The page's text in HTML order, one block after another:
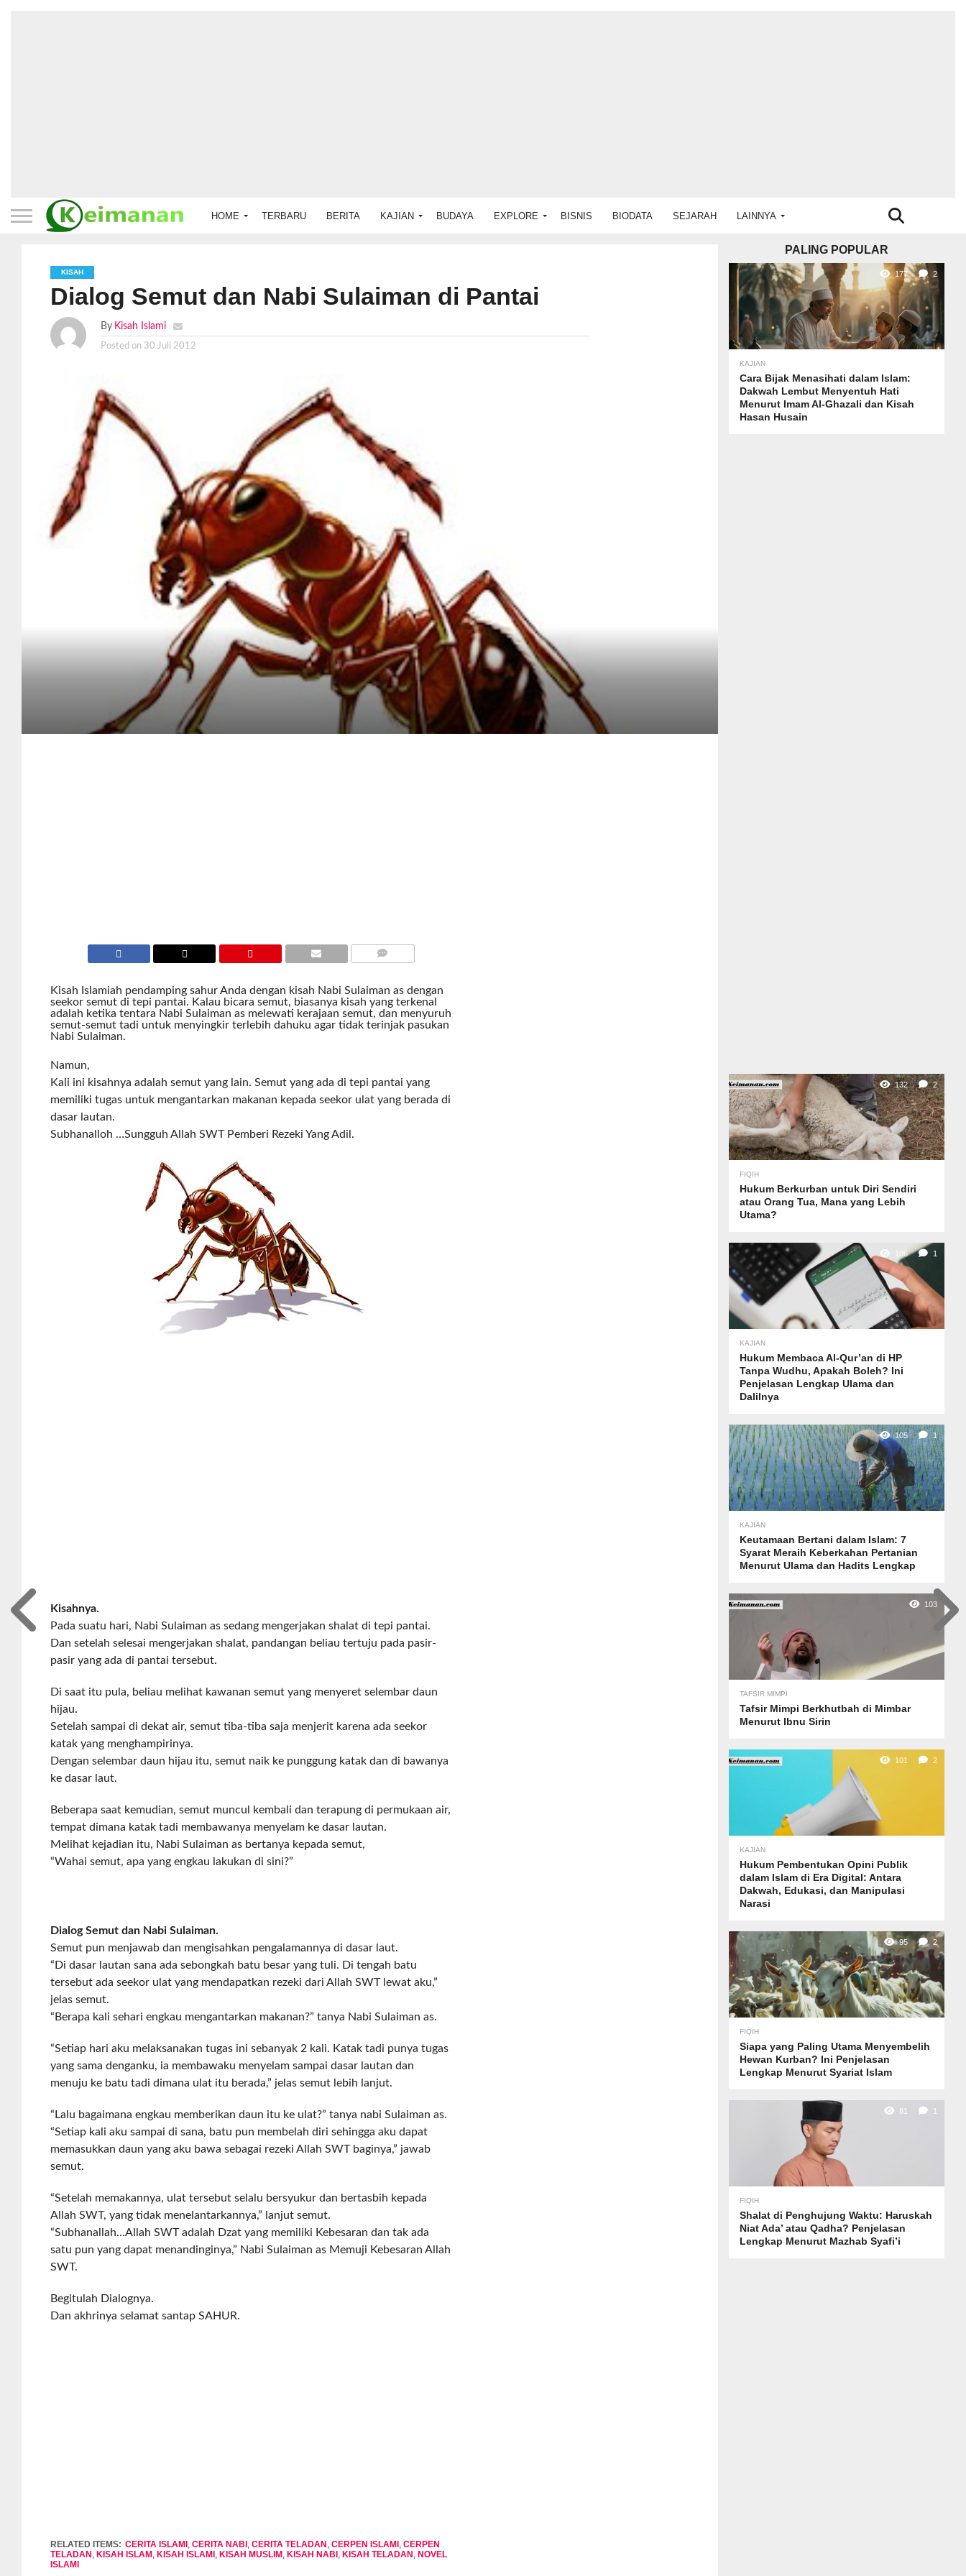
HOME TERBARU BERITA KAJIAN BUDAYA EXPLORE BISNIS BIODATA SEJARAH LAINNYA
KISAH
Dialog Semut dan Nabi Sulaiman di Pantai
By Kisah Islami
Posted on 30 Juli 2012
Kisah Islamiah pendamping sahur Anda dengan kisah Nabi Sulaiman as dengan
seekor semut di tepi pantai. Kalau bicara semut, biasanya kisah yang terkenal
adalah ketika tentara Nabi Sulaiman as melewati kerajaan semut, dan menyuruh
semut-semut tadi untuk menyingkir terlebih dahuku agar tidak terinjak pasukan
Nabi Sulaiman.
Namun,
Kali ini kisahnya adalah semut yang lain. Semut yang ada di tepi pantai yang
memiliki tugas untuk mengantarkan makanan kepada seekor ulat yang berada di
dasar lautan.
Subhanalloh …Sungguh Allah SWT Pemberi Rezeki Yang Adil.
Kisahnya.
Pada suatu hari, Nabi Sulaiman as sedang mengerjakan shalat di tepi pantai.
Dan setelah selesai mengerjakan shalat, pandangan beliau tertuju pada pasir-
pasir yang ada di pantai tersebut.
Di saat itu pula, beliau melihat kawanan semut yang menyeret selembar daun
hijau.
Setelah sampai di dekat air, semut tiba-tiba saja menjerit karena ada seekor
katak yang menghampirinya.
Dengan selembar daun hijau itu, semut naik ke punggung katak dan di bawanya
ke dasar laut.
Beberapa saat kemudian, semut muncul kembali dan terapung di permukaan air,
tempat dimana katak tadi membawanya menyelam ke dasar lautan.
Melihat kejadian itu, Nabi Sulaiman as bertanya kepada semut,
“Wahai semut, apa yang engkau lakukan di sini?”
Dialog Semut dan Nabi Sulaiman.
Semut pun menjawab dan mengisahkan pengalamannya di dasar laut.
“Di dasar lautan sana ada sebongkah batu besar yang tuli. Di tengah batu
tersebut ada seekor ulat yang mendapatkan rezeki dari Allah SWT lewat aku,”
jelas semut.
“Berapa kali sehari engkau mengantarkan makanan?” tanya Nabi Sulaiman as.
“Setiap hari aku melaksanakan tugas ini sebanyak 2 kali. Katak tadi punya tugas
yang sama denganku, ia membawaku menyelam sampai dasar lautan dan
menuju ke batu tadi dimana ulat itu berada,” jelas semut lebih lanjut.
“Lalu bagaimana engkau memberikan daun itu ke ulat?” tanya nabi Sulaiman as.
“Setiap kali aku sampai di sana, batu pun membelah diri sehingga aku dapat
memasukkan daun yang aku bawa sebagai rezeki Allah SWT baginya,” jawab
semut.
“Setelah memakannya, ulat tersebut selalu bersyukur dan bertasbih kepada
Allah SWT, yang tidak menelantarkannya,” lanjut semut.
“Subhanallah…Allah SWT adalah Dzat yang memiliki Kebesaran dan tak ada
satu pun yang dapat menandinginya,” Nabi Sulaiman as Memuji Kebesaran Allah
SWT.
Begitulah Dialognya.
Dan akhrinya selamat santap SAHUR.
RELATED ITEMS: CERITA ISLAMI ,CERITA NABI ,CERITA TELADAN ,CERPEN ISLAMI ,CERPEN
TELADAN , KISAH ISLAM , KISAH ISLAMI , KISAH MUSLIM , KISAH NABI , KISAH TELADAN , NOVEL
ISLAMI
PALING POPULAR
177 2
KAJIAN
Cara Bijak Menasihati dalam Islam:
Dakwah Lembut Menyentuh Hati
Menurut Imam Al-Ghazali dan Kisah
Hasan Husain
132 2
FIQIH
Hukum Berkurban untuk Diri Sendiri
atau Orang Tua, Mana yang Lebih
Utama?
106 1
KAJIAN
Hukum Membaca Al-Qur’an di HP
Tanpa Wudhu, Apakah Boleh? Ini
Penjelasan Lengkap Ulama dan
Dalilnya
105 1
KAJIAN
Keutamaan Bertani dalam Islam: 7
Syarat Meraih Keberkahan Pertanian
Menurut Ulama dan Hadits Lengkap
103
TAFSIR MIMPI
Tafsir Mimpi Berkhutbah di Mimbar
Menurut Ibnu Sirin
101 2
KAJIAN
Hukum Pembentukan Opini Publik
dalam Islam di Era Digital: Antara
Dakwah, Edukasi, dan Manipulasi
Narasi
95 2
FIQIH
Siapa yang Paling Utama Menyembelih
Hewan Kurban? Ini Penjelasan
Lengkap Menurut Syariat Islam
81 1
FIQIH
Shalat di Penghujung Waktu: Haruskah
Niat Ada’ atau Qadha? Penjelasan
Lengkap Menurut Mazhab Syafi’i